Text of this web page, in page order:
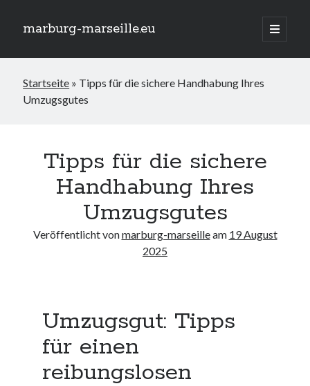
marburg-marseille.eu
öffnen
Seitenleiste
Suchen
Der GEW Index für Inklusion: Messinstrument für eine gerechtere
Gesellschaft
Traumurlaub am Meer: Rollstuhlgerechte Ferienwohnung für
barrierefreie Erholung
Das AfD Wahlprogramm zur Inklusion: Chancen und
Herausforderungen
Die Schlüsselrolle von Fachkräften in der Integration und Inklusion
Inklusion im Studium: Chancen und Herausforderungen für alle
Neueste Kommentare
Keine Kommentare vorhanden.
Startseite » Tipps für die sichere Handhabung Ihres
Umzugsgutes
Tipps für die sichere
Handhabung Ihres
Umzugsgutes
Veröffentlicht vonmarburg-marseilleam 19 August
2025
Umzugsgut: Tipps
für einen
reibungslosen